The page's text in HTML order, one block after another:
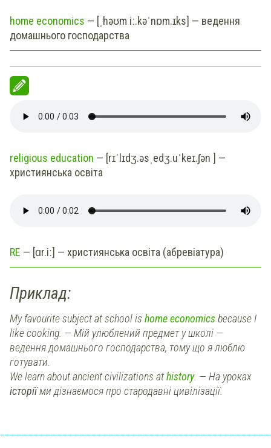
home economics — [ˌhəʊm iː.kəˈnɒm.ɪks] — ведення
домашнього господарства
religious education — [rɪˈlɪdʒ.əsˌedʒ.uˈkeɪ.ʃən ] —
християнська освіта
RE — [ɑr.iː] — християнська освіта (абревіатура)
Приклад:
My favourite subject at school is home economicsbecause I
like cooking. — Мій улюблений предмет у школі —
ведення домашнього господарства, тому що я люблю
готувати.
We learn about ancient civilizations athistory. — На уроках
історіїми дізнаємося про стародавні цивілізації.